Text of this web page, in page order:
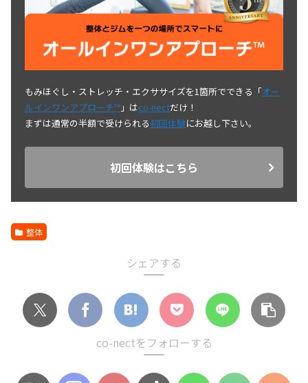
もみほぐし・ストレッチ・エクササイズを1箇所でできる「オー
ルインワンアプローチ™ 」はco-nectだけ！
まずは通常の半額で受けられる初回体験にお越し下さい。
初回体験はこちら
整体
シェアする
co-nectをフォローする